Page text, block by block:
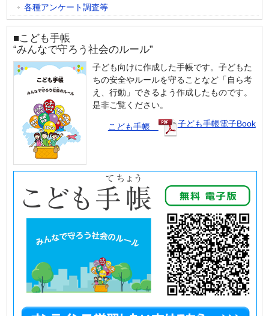
各種アンケート調査等
■こども手帳
“みんなで守ろう社会のルール”
子ども向けに作成した手帳です。子どもた
ちの安全やルールを守ることなど「自ら考
え、行動」できるよう作成したものです。
是非ご覧ください。
子ども手帳電子Book
こども手帳